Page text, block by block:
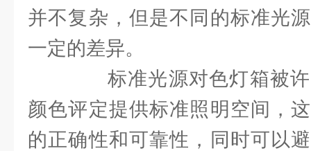
并不复杂，但是不同的标准光
一定的差异。
标准光源对色灯箱被许
颜色评定提供标准照明空间，
的正确性和可靠性，同时可以